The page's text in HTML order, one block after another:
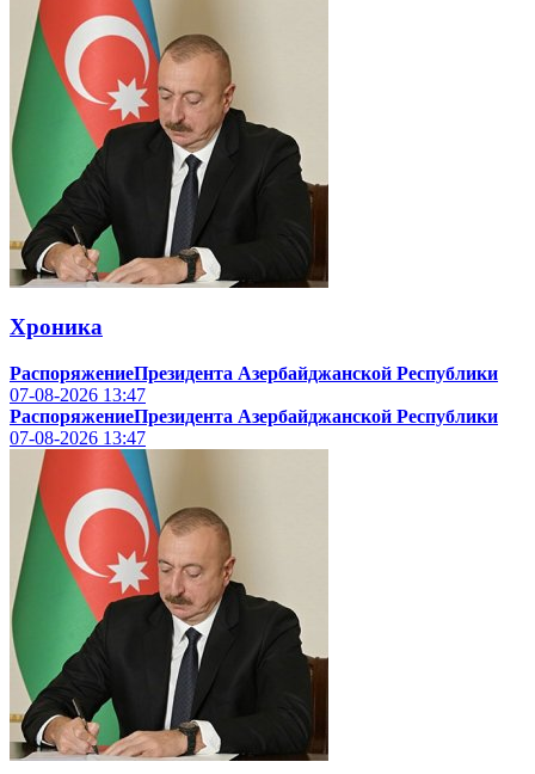
Хроника
РаспоряжениеПрезидента Азербайджанской Республики
07-08-2026 13:47
РаспоряжениеПрезидента Азербайджанской Республики
07-08-2026 13:47